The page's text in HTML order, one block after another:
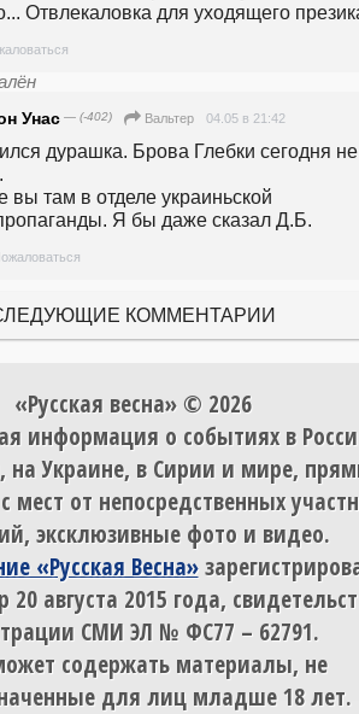
Отвлекаловка для уходящего
Унас — (-402) Вальтер 04.05 в 21:42
дурашка. Брова Глебки сегодня не
вы там в отделе украиньской
Я бы даже сказал Д.Б.
КОММЕНТАРИИ
«Русская весна» © 2026
информация о событиях в
на Украине, в Сирии и мире,
мест от непосредственных
эксклюзивные фото и видео.
«Русская Весна»
20 августа 2015 года,
СМИ ЭЛ № ФС77 – 62791.
содержать материалы, не
для лиц младше 18 лет.